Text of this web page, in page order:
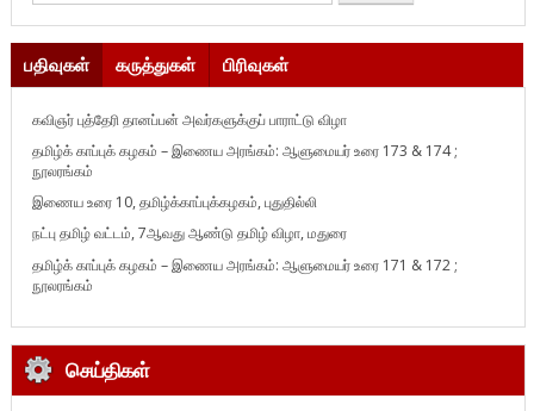
பதிவுகள் கருத்துகள் பிரிவுகள்
கவிஞர் புத்தேரி தானப்பன் அவர்களுக்குப் பாராட்டு விழா
தமிழ்க் காப்புக் கழகம் – இணைய அரங்கம்: ஆளுமையர் உரை 173 & 174 ;
நூலரங்கம்
இணைய உரை 10, தமிழ்க்காப்புக்கழகம், புதுதில்லி
நட்பு தமிழ் வட்டம், 7ஆவது ஆண்டு தமிழ் விழா, மதுரை
தமிழ்க் காப்புக் கழகம் – இணைய அரங்கம்: ஆளுமையர் உரை 171 & 172 ;
நூலரங்கம்
செய்திகள்